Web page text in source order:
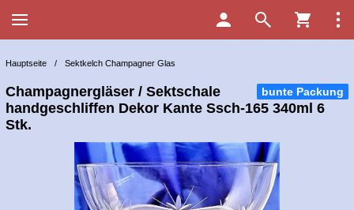
Hauptseite / Sektkelch Champagner Glas
bunte Packung
Champagnergläser / Sektschale
handgeschliffen Dekor Kante Ssch-165 340ml 6
Stk.